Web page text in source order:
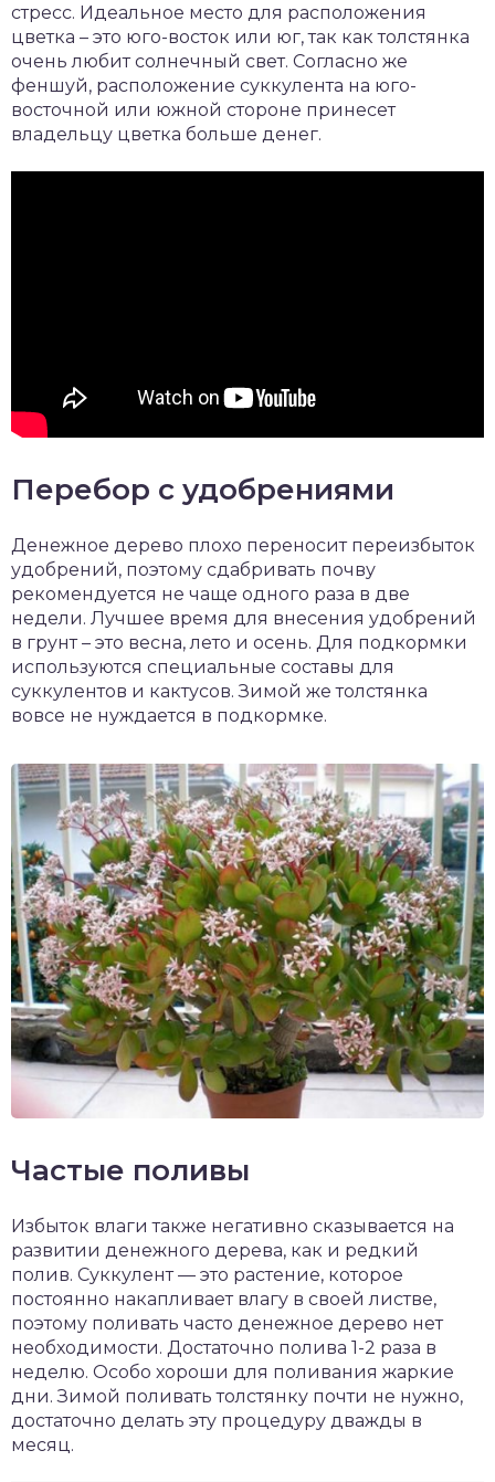
стресс. Идеальное место для расположения
цветка – это юго-восток или юг, так как толстянка
очень любит солнечный свет. Согласно же
феншуй, расположение суккулента на юго-
восточной или южной стороне принесет
владельцу цветка больше денег.
Перебор с удобрениями
Денежное дерево плохо переносит переизбыток
удобрений, поэтому сдабривать почву
рекомендуется не чаще одного раза в две
недели. Лучшее время для внесения удобрений
в грунт – это весна, лето и осень. Для подкормки
используются специальные составы для
суккулентов и кактусов. Зимой же толстянка
вовсе не нуждается в подкормке.
Частые поливы
Избыток влаги также негативно сказывается на
развитии денежного дерева, как и редкий
полив. Суккулент — это растение, которое
постоянно накапливает влагу в своей листве,
поэтому поливать часто денежное дерево нет
необходимости. Достаточно полива 1-2 раза в
неделю. Особо хороши для поливания жаркие
дни. Зимой поливать толстянку почти не нужно,
достаточно делать эту процедуру дважды в
месяц.